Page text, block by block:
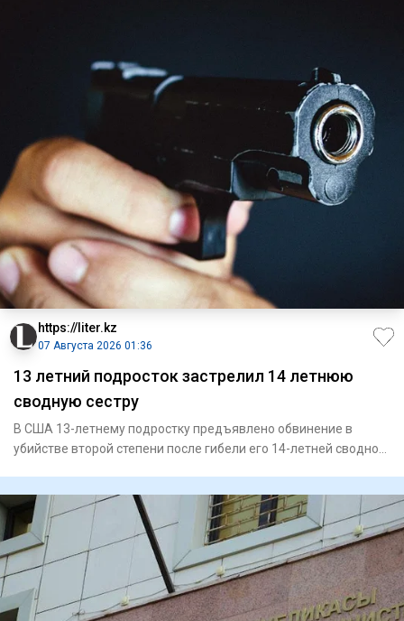
https://liter.kz
07 Августа 2026 01:36
13 летний подросток застрелил 14 летнюю
сводную сестру
В США 13-летнему подростку предъявлено обвинение в
убийстве второй степени после гибели его 14-летней сводной